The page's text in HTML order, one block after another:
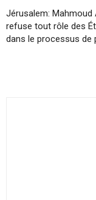
Jérusalem: Mahmoud
refuse tout rôle des
dans le processus de